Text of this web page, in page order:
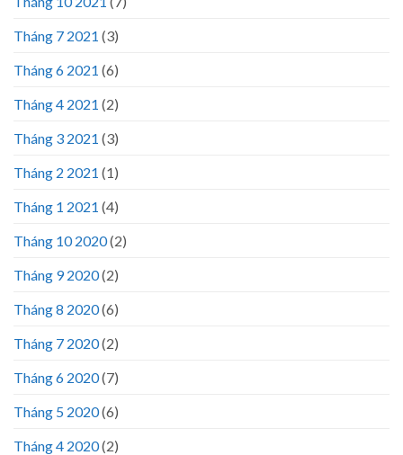
Tháng 7 2021 (3)
Tháng 6 2021 (6)
Tháng 4 2021 (2)
Tháng 3 2021 (3)
Tháng 2 2021 (1)
Tháng 1 2021 (4)
Tháng 10 2020(2)
Tháng 9 2020(2)
Tháng 8 2020(6)
Tháng 7 2020(2)
Tháng 6 2020(7)
Tháng 5 2020(6)
Tháng 4 2020(2)